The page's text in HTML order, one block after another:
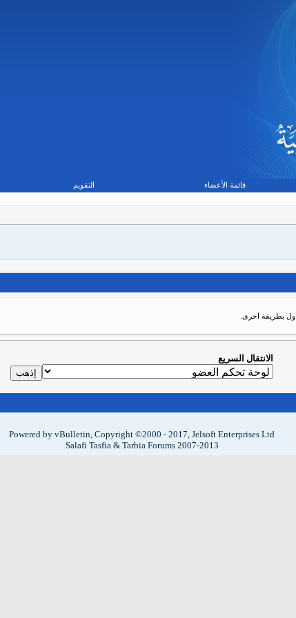
قائمة الأعضاء التقويم
بطريقة اخرى.
الانتقال السريع
Powered by vBulletin, Copyright ©2000 - 2017, Jelsoft Enterprises Ltd
Salafi Tasfia & Tarbia Forums 2007-2013